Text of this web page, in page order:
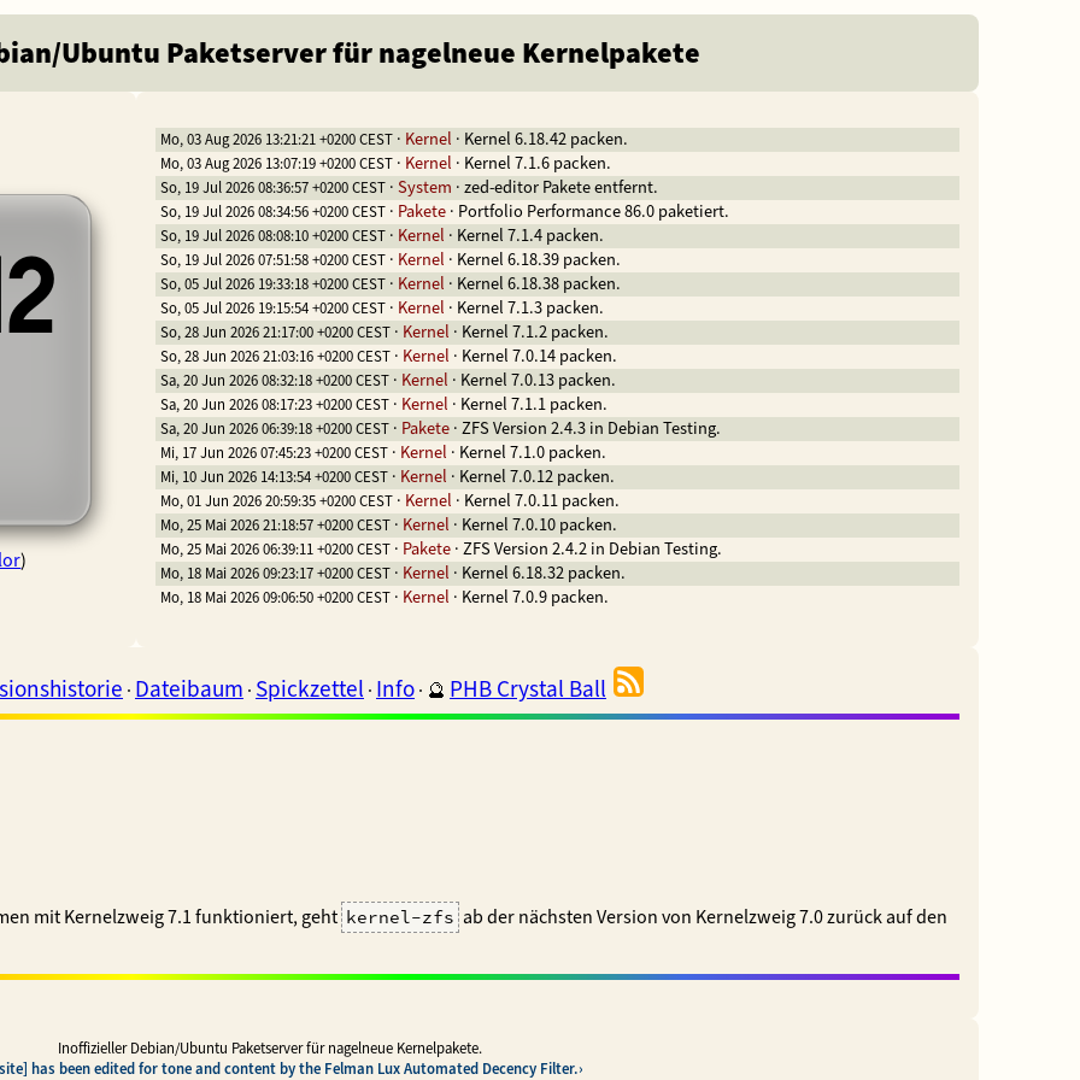
Ubuntu Paketserver für nagelneue Kernelpakete
)
Mo, 03 Aug 2026 13:21:21 +0200 CEST · Kernel · Kernel 6.18.42 packen.
Mo, 03 Aug 2026 13:07:19 +0200 CEST · Kernel · Kernel 7.1.6 packen.
So, 19 Jul 2026 08:36:57 +0200 CEST · System · zed-editor Pakete entfernt.
So, 19 Jul 2026 08:34:56 +0200 CEST · Pakete · Portfolio Performance 86.0 paketiert.
So, 19 Jul 2026 08:08:10 +0200 CEST · Kernel · Kernel 7.1.4 packen.
So, 19 Jul 2026 07:51:58 +0200 CEST · Kernel · Kernel 6.18.39 packen.
So, 05 Jul 2026 19:33:18 +0200 CEST · Kernel · Kernel 6.18.38 packen.
So, 05 Jul 2026 19:15:54 +0200 CEST · Kernel · Kernel 7.1.3 packen.
So, 28 Jun 2026 21:17:00 +0200 CEST · Kernel · Kernel 7.1.2 packen.
So, 28 Jun 2026 21:03:16 +0200 CEST · Kernel · Kernel 7.0.14 packen.
Sa, 20 Jun 2026 08:32:18 +0200 CEST · Kernel · Kernel 7.0.13 packen.
Sa, 20 Jun 2026 08:17:23 +0200 CEST · Kernel · Kernel 7.1.1 packen.
Sa, 20 Jun 2026 06:39:18 +0200 CEST · Pakete · ZFS Version 2.4.3 in Debian Testing.
Mi, 17 Jun 2026 07:45:23 +0200 CEST · Kernel · Kernel 7.1.0 packen.
Mi, 10 Jun 2026 14:13:54 +0200 CEST · Kernel · Kernel 7.0.12 packen.
Mo, 01 Jun 2026 20:59:35 +0200 CEST · Kernel · Kernel 7.0.11 packen.
Mo, 25 Mai 2026 21:18:57 +0200 CEST · Kernel · Kernel 7.0.10 packen.
Mo, 25 Mai 2026 06:39:11 +0200 CEST · Pakete · ZFS Version 2.4.2 in Debian Testing.
Mo, 18 Mai 2026 09:23:17 +0200 CEST · Kernel · Kernel 6.18.32 packen.
Mo, 18 Mai 2026 09:06:50 +0200 CEST · Kernel · Kernel 7.0.9 packen.
· Dateibaum · Spickzettel · Info· 🔮 PHB Crystal Ball
mit Kernelzweig 7.1 funktioniert, geht kernel-zfs ab der nächsten Version von Kernelzweig 7.0 zurück auf den
Inoffizieller Debian/Ubuntu Paketserver für nagelneue Kernelpakete.
has been edited for tone and content by the Felman Lux Automated Decency Filter.